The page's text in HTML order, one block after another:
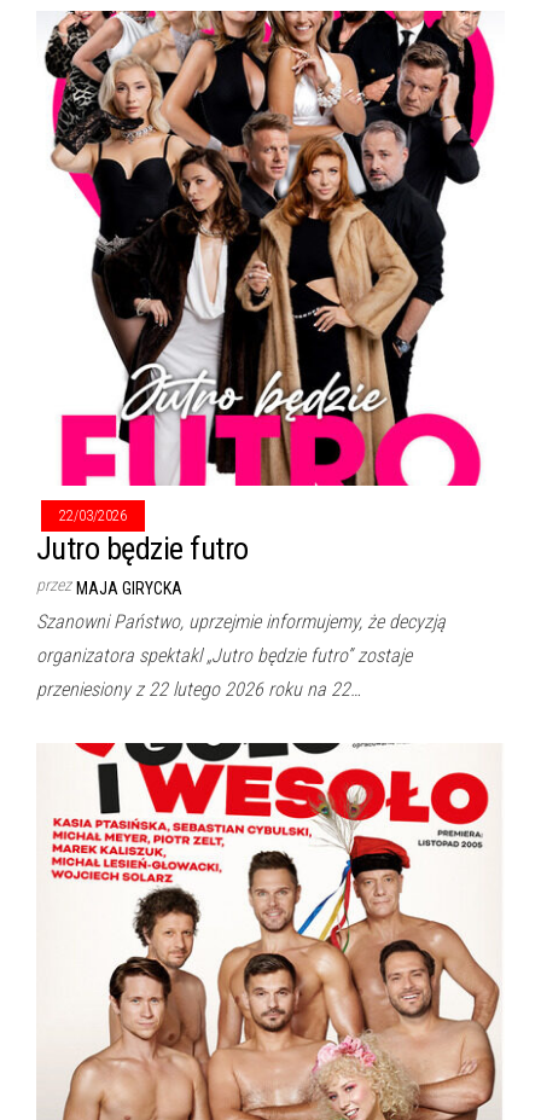
22/03/2026
Jutro będzie futro
przez MAJA GIRYCKA
Szanowni Państwo, uprzejmie informujemy, że decyzją
organizatora spektakl „Jutro będzie futro” zostaje
przeniesiony z 22 lutego 2026 roku na 22…